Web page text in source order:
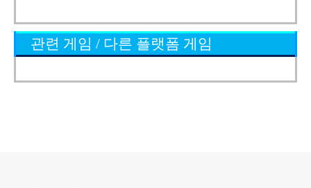
관련 게임 / 다른 플랫폼 게임